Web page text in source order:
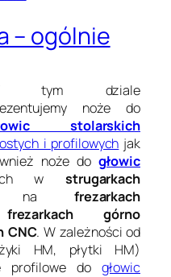
– ogólnie
tym dziale
noże do
stolarskich
i profilowych jak
noże do głowic
wstrugarkach
frezarkach
górno
CNC. W zależności od
HM, płytki HM)
profilowe do głowic